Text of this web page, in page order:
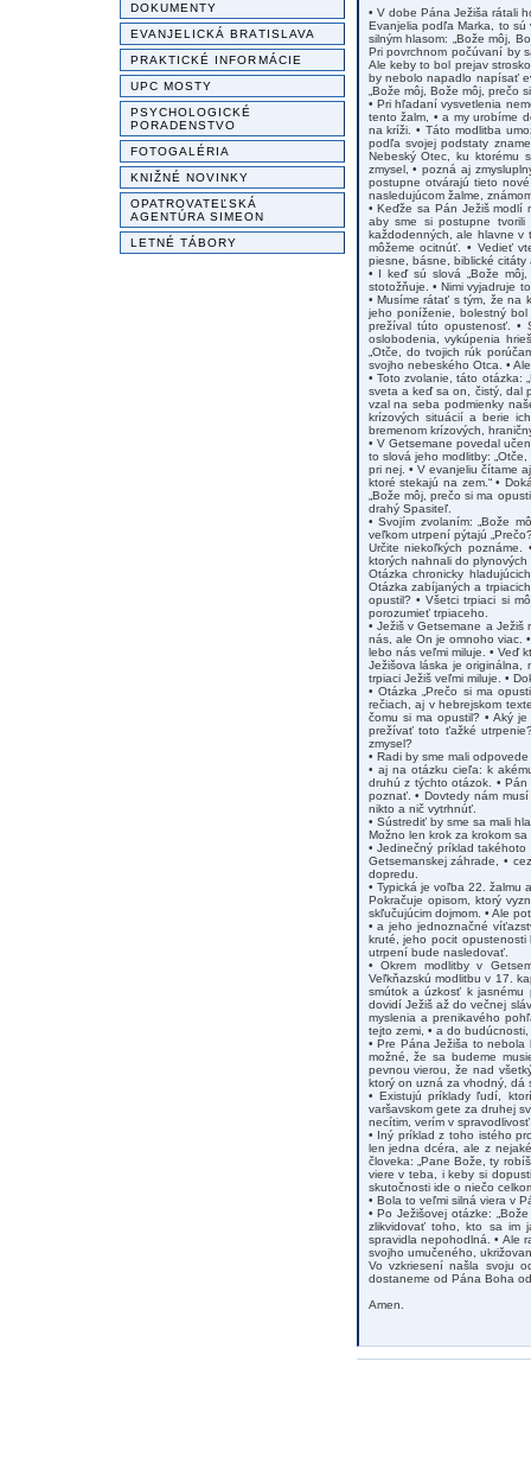
DOKUMENTY
EVANJELICKÁ BRATISLAVA
PRAKTICKÉ INFORMÁCIE
UPC MOSTY
PSYCHOLOGICKÉ
PORADENSTVO
FOTOGALÉRIA
KNIŽNÉ NOVINKY
OPATROVATEĽSKÁ
AGENTÚRA SIMEON
LETNÉ TÁBORY
• V dobe Pána Ježiša rátali
Evanjelia podľa Marka, to
silným hlasom: „Bože môj,
Pri povrchnom počúvaní by
Ale keby to bol prejav
by nebolo napadlo napísať
„Bože môj, Bože môj, prečo
• Pri hľadaní vysvetlenia
tento žalm, • a my urobíme
na kríži. • Táto modlitba
podľa svojej podstaty
Nebeský Otec, ku ktorému
zmysel, • pozná aj
postupne otvárajú tieto
nasledujúcom žalme,
• Keďže sa Pán Ježiš modlí
aby sme si postupne
každodenných, ale hlavne v
môžeme ocitnúť. • Vedieť
piesne, básne, biblické
• I keď sú slová „Bože
stotožňuje. • Nimi vyjadruje
• Musíme rátať s tým, že na
jeho poníženie, bolestný
prežíval túto opustenosť. •
oslobodenia, vykúpenia
„Otče, do tvojich rúk
svojho nebeského Otca. •
• Toto zvolanie, táto otázka:
sveta a keď sa on, čistý, dal
vzal na seba podmienky
krízových situácií a berie
bremenom krízových,
• V Getsemane povedal
to slová jeho modlitby:
pri nej. • V evanjeliu čítame
ktoré stekajú na zem.“ •
„Bože môj, prečo si ma
drahý Spasiteľ.
• Svojím zvolaním: „Bože
veľkom utrpení pýtajú
Určite niekoľkých
ktorých nahnali do
Otázka chronicky
Otázka zabíjaných a
opustil? • Všetci trpiaci si
porozumieť trpiaceho.
• Ježiš v Getsemane a
nás, ale On je omnoho viac.
lebo nás veľmi miluje. • Veď
Ježišova láska je originálna,
trpiaci Ježiš veľmi miluje. •
• Otázka „Prečo si ma
rečiach, aj v hebrejskom
čomu si ma opustil? • Aký
prežívať toto ťažké
zmysel?
• Radi by sme mali
• aj na otázku cieľa: k
druhú z týchto otázok. •
poznať. • Dovtedy nám
nikto a nič vytrhnúť.
• Sústrediť by sme sa mali
Možno len krok za krokom
• Jedinečný príklad
Getsemanskej záhrade, •
dopredu.
• Typická je voľba 22. žalmu
Pokračuje opisom, ktorý
skľučujúcim dojmom. • Ale
• a jeho jednoznačné
kruté, jeho pocit
utrpení bude nasledovať.
• Okrem modlitby v
Veľkňazskú modlitbu v 17.
smútok a úzkosť k jasnému
dovidí Ježiš až do večnej
myslenia a prenikavého
tejto zemi, • a do
• Pre Pána Ježiša to
možné, že sa budeme
pevnou vierou, že nad
ktorý on uzná za vhodný, dá
• Existujú príklady ľudí,
varšavskom gete za druhej
necítim, verím v
• Iný príklad z toho istého
len jedna dcéra, ale z
človeka: „Pane Bože, ty
viere v teba, i keby si
skutočnosti ide o niečo
• Bola to veľmi silná viera v
• Po Ježišovej otázke:
zlikvidovať toho, kto sa im
spravidla nepohodlná. • Ale
svojho umučeného,
Vo vzkriesení našla svoju
dostaneme od Pána Boha
Amen.